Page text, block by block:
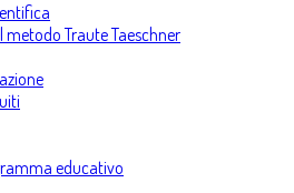
metodo Traute Taeschner
educativo